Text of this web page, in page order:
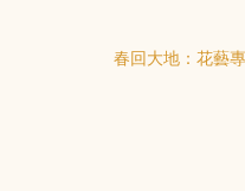
春回大地：花藝